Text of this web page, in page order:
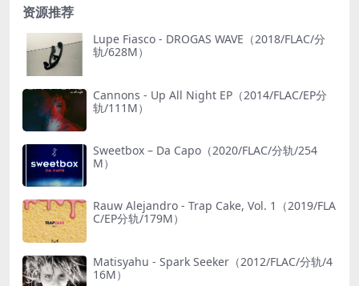
资源推荐
Lupe Fiasco - DROGAS WAVE（2018/FLAC/分
轨/628M）
Cannons - Up All Night EP（2014/FLAC/EP分
轨/111M）
Sweetbox – Da Capo（2020/FLAC/分轨/254
M）
Rauw Alejandro - Trap Cake, Vol. 1（2019/FLA
C/EP分轨/179M）
Matisyahu - Spark Seeker（2012/FLAC/分轨/4
16M）